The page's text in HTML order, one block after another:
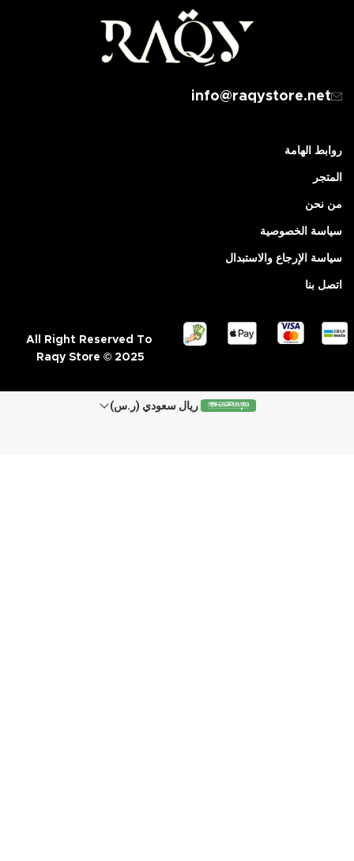
info@raqystore.net
روابط الهامة
المتجر
من نحن
سياسة الخصوصية
سياسة الإرجاع والاستبدال
اتصل بنا
All Right Reserved To
Raqy Store © 2025
ريال سعودي (ر.س)